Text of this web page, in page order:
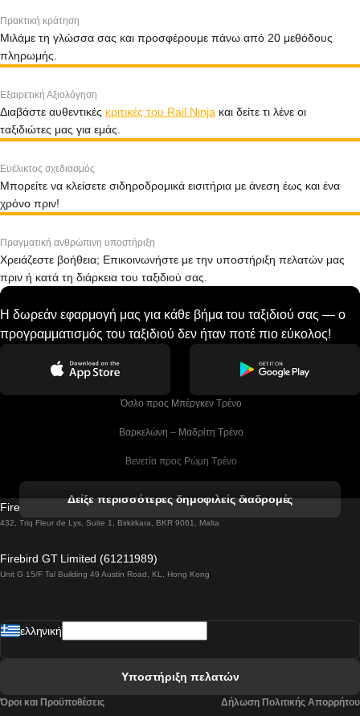
Πρακτική κράτηση
Μιλάμε τη γλώσσα σας και προσφέρουμε πάνω από 20 μεθόδους
πληρωμής.
Εξαιρετική Αξιολόγηση
Διαβάστε αυθεντικές κριτικές του Rail Ninja και δείτε τι λένε οι
ταξιδιώτες μας για εμάς.
Ευέλικτος σχεδιασμός
Μπορείτε να κλείσετε σιδηροδρομικά εισιτήρια με άνεση έως και ένα
χρόνο πριν!
Πραγματική ανθρώπινη υποστήριξη
Χρειάζεστε βοήθεια; Επικοινωνήστε με την υποστήριξη πελατών μας
πριν ή κατά τη διάρκεια του ταξιδιού σας.
Η δωρεάν εφαρμογή μας για κάθε βήμα του ταξιδιού σας — ο
προγραμματισμός του ταξιδιού δεν ήταν ποτέ πιο εύκολος!
Όσλο προς Μπέργκεν Tρένο
Βαρκελώνη – Μαδρίτη Tρένο
Βενετία προς Ρώμη Τρένο
Βιέννη προς Σάλτσμπουργκ Τρένα
Βουδαπέστη προς Πράγα Tρένο
Δείξε περισσότερες δημοφιλείς διαδρομές
Firebird GT Limited (OC 1451)
432, Triq Fleur de Lys, Suite 1, Birkirkara, BKR 9061, Malta
Firebird GT Limited (61211989)
Unit G 15/F Tal Building 49 Austin Road, KL, Hong Kong
ελληνική
Υποστήριξη πελατών
Όροι και Προϋποθέσεις Δήλωση Πολιτικής Απορρήτου